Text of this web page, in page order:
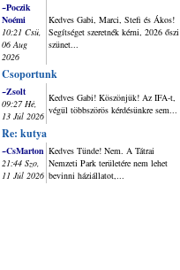
~Poczik
Noémi
10:21 Csü,
06 Aug
2026
Kedves Gabi, Marci, Stefi és Ákos!
Segítséget szeretnék kérni, 2026 őszi
szünet...
Csoportunk
~Zsolt
09:27 Hé,
13 Júl 2026
Kedves Gabi! Köszönjük! Az IFA-t,
végül többszörös kérdésünkre sem...
Re: kutya
~CsMarton
21:44 Szo,
11 Júl 2026
Kedves Tünde! Nem. A Tátrai
Nemzeti Park területére nem lehet
bevinni háziállatot,...